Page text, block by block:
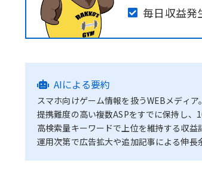
毎日収益発
AIによる要約
スマホ向けゲーム情報を扱うWEBメディア。
提携難度の高い複数ASPをすでに保持し、
高検索量キーワードで上位を維持する収益
運用次第で広告拡大や追加記事による伸長